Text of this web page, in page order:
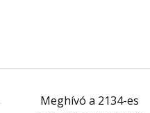
Meghívó a 2134-es